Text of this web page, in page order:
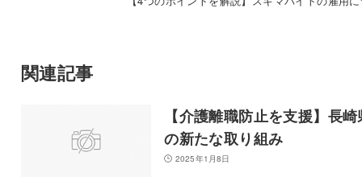
関連記事
【介護離職防止を支援】長崎
の新たな取り組み
2025年1月8日